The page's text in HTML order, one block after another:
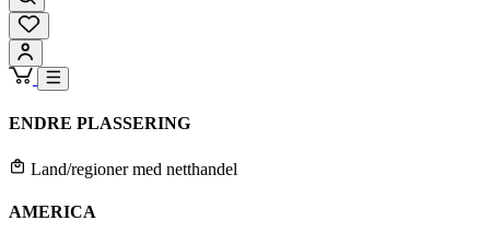
ENDRE PLASSERING
Land/regioner med netthandel
AMERICA